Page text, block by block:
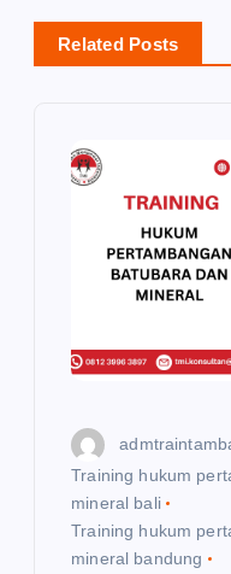
n
a
Related Posts
Training hukum
mineral bali
Training hukum
mineral bandung